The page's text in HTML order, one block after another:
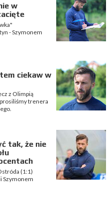
w
- Szymonem
ciekaw w
z Olimpią
trenera
tak, że nie
(1:1)
Szymonem